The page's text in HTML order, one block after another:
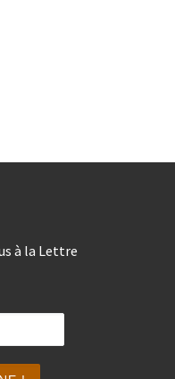
à la Lettre